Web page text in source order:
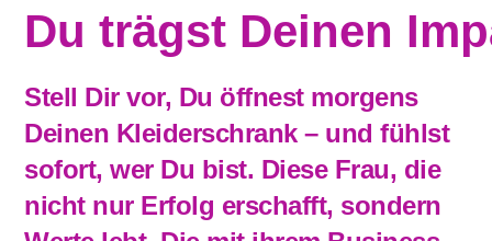
Du trägst Deinen
Stell Dir vor, Du öffnest morgens
Deinen Kleiderschrank – und fühlst
sofort, wer Du bist. Diese Frau, die
nicht nur Erfolg erschafft, sondern